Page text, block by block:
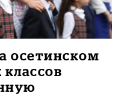
осетинском